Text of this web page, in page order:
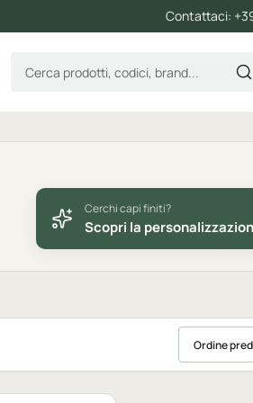
Contattaci:
Cerca prodotti
Cerchi capi finiti?
Scopri la
Ordina